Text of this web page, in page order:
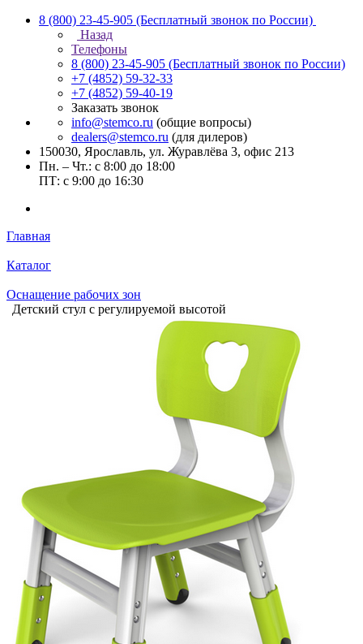
8 (800) 23-45-905 (Бесплатный звонок по России)
Назад
Телефоны
8 (800) 23-45-905 (Бесплатный звонок по России)
+7 (4852) 59-32-33
+7 (4852) 59-40-19
Заказать звонок
info@stemco.ru (общие вопросы)
dealers@stemco.ru (для дилеров)
150030, Ярославль, ул. Журавлёва 3, офис 213
Пн. – Чт.: с 8:00 до 18:00
ПТ: с 9:00 до 16:30
Главная
Каталог
Оснащение рабочих зон
Детский стул с регулируемой высотой